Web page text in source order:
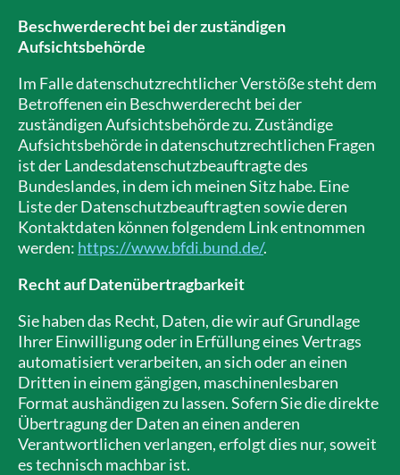
Beschwerderecht bei der zuständigen
Aufsichtsbehörde
Im Falle datenschutzrechtlicher Verstöße steht dem
Betroffenen ein Beschwerderecht bei der
zuständigen Aufsichtsbehörde zu. Zuständige
Aufsichtsbehörde in datenschutzrechtlichen Fragen
ist der Landesdatenschutzbeauftragte des
Bundeslandes, in dem ich meinen Sitz habe. Eine
Liste der Datenschutzbeauftragten sowie deren
Kontaktdaten können folgendem Link entnommen
werden: https://www.bfdi.bund.de/.
Recht auf Datenübertragbarkeit
Sie haben das Recht, Daten, die wir auf Grundlage
Ihrer Einwilligung oder in Erfüllung eines Vertrags
automatisiert verarbeiten, an sich oder an einen
Dritten in einem gängigen, maschinenlesbaren
Format aushändigen zu lassen. Sofern Sie die direkte
Übertragung der Daten an einen anderen
Verantwortlichen verlangen, erfolgt dies nur, soweit
es technisch machbar ist.